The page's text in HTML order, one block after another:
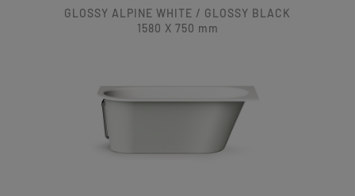
GLOSSY ALPINE WHITE / GLOSSY BLACK
1580 X 750 mm